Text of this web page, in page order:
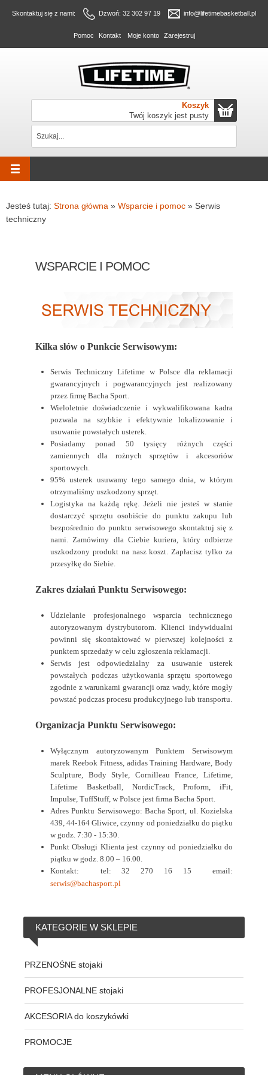
Skontaktuj się z nami: Dzwoń: 32 302 97 19 info@lifetimebasketball.pl
Pomoc Kontakt Moje konto Zarejestruj
Koszyk
Twój koszyk jest pusty
Jesteś tutaj: Strona główna » Wsparcie i pomoc » Serwis
techniczny
WSPARCIE I POMOC
Kilka słów o Punkcie Serwisowym:
Serwis Techniczny Lifetime w Polsce dla reklamacji
gwarancyjnych i pogwarancyjnych jest realizowany
przez firmę Bacha Sport.
Wieloletnie doświadczenie i wykwalifikowana kadra
pozwala na szybkie i efektywnie lokalizowanie i
usuwanie powstałych usterek.
Posiadamy ponad 50 tysięcy różnych części
zamiennych dla rożnych sprzętów i akcesoriów
sportowych.
95% usterek usuwamy tego samego dnia, w którym
otrzymaliśmy uszkodzony sprzęt.
Logistyka na każdą rękę. Jeżeli nie jesteś w stanie
dostarczyć sprzętu osobiście do punktu zakupu lub
bezpośrednio do punktu serwisowego skontaktuj się z
nami. Zamówimy dla Ciebie kuriera, który odbierze
uszkodzony produkt na nasz koszt. Zapłacisz tylko za
przesyłkę do Siebie.
Zakres działań Punktu Serwisowego:
Udzielanie profesjonalnego wsparcia technicznego
autoryzowanym dystrybutorom. Klienci indywidualni
powinni się skontaktować w pierwszej kolejności z
punktem sprzedaży w celu zgłoszenia reklamacji.
Serwis jest odpowiedzialny za usuwanie usterek
powstałych podczas użytkowania sprzętu sportowego
zgodnie z warunkami gwarancji oraz wady, które mogły
powstać podczas procesu produkcyjnego lub transportu.
Organizacja Punktu Serwisowego:
Wyłącznym autoryzowanym Punktem Serwisowym
marek Reebok Fitness, adidas Training Hardware, Body
Sculpture, Body Style, Cornilleau France, Lifetime,
Lifetime Basketball, NordicTrack, Proform, iFit,
Impulse, TuffStuff, w Polsce jest firma Bacha Sport.
Adres Punktu Serwisowego: Bacha Sport, ul. Kozielska
439, 44-164 Gliwice, czynny od poniedziałku do piątku
w godz. 7:30 - 15:30.
Punkt Obsługi Klienta jest czynny od poniedziałku do
piątku w godz. 8.00 – 16.00.
Kontakt: tel: 32 270 16 15 email:
serwis@bachasport.pl
KATEGORIE W SKLEPIE
PRZENOŚNE stojaki
PROFESJONALNE stojaki
AKCESORIA do koszykówki
PROMOCJE